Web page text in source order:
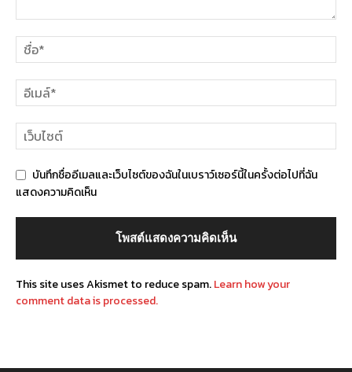
บันทึกชื่ออีเมลและเว็บไซต์ของฉันในเบราว์เซอร์นี้ในครั้งต่อไปที่ฉัน
แสดงความคิดเห็น
This site uses Akismet to reduce spam.Learn how your
comment data is processed.